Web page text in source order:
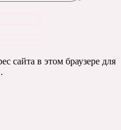
сайта в этом браузере для